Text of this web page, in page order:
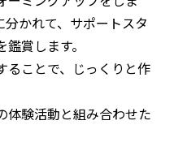
かれて、サポートスタ
賞します。
ることで、じっくりと作
体験活動と組み合わせた